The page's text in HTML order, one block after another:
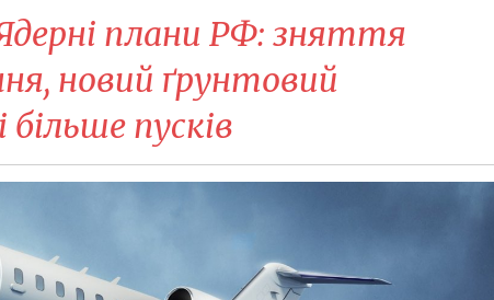
плани РФ: зняття
новий ґрунтовий
пусків